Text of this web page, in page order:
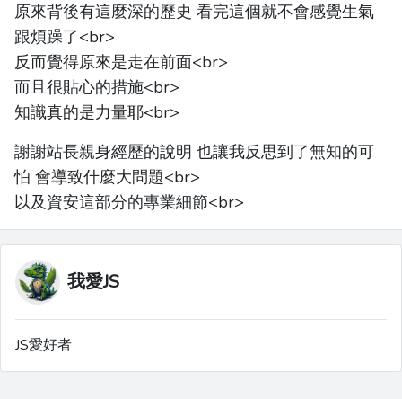
原來背後有這麼深的歷史 看完這個就不會感覺生氣
跟煩躁了<br>
反而覺得原來是走在前面<br>
而且很貼心的措施<br>
知識真的是力量耶<br>
謝謝站長親身經歷的說明 也讓我反思到了無知的可
怕 會導致什麼大問題<br>
以及資安這部分的專業細節<br>
我愛JS
JS愛好者